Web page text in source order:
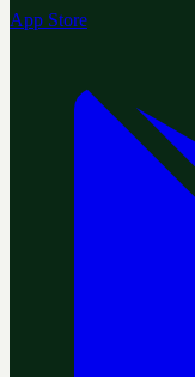
App Store